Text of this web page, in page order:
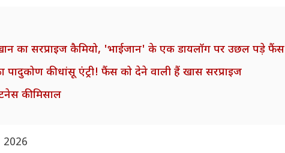
का सरप्राइज कैमियो, 'भाईजान' के एक डायलॉग पर उछल पड़े फैंस
की धांसू एंट्री! फैंस को देने वाली हैं खास सरप्राइज
की मिसाल